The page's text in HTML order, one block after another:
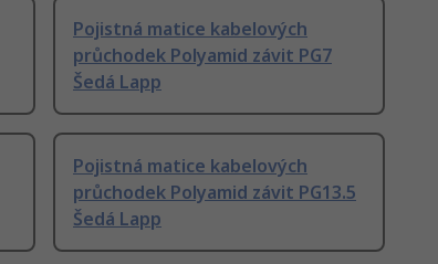
Pojistná matice kabelových
průchodek Polyamid závit PG7
Šedá Lapp
Pojistná matice kabelových
průchodek Polyamid závit PG13.5
Šedá Lapp